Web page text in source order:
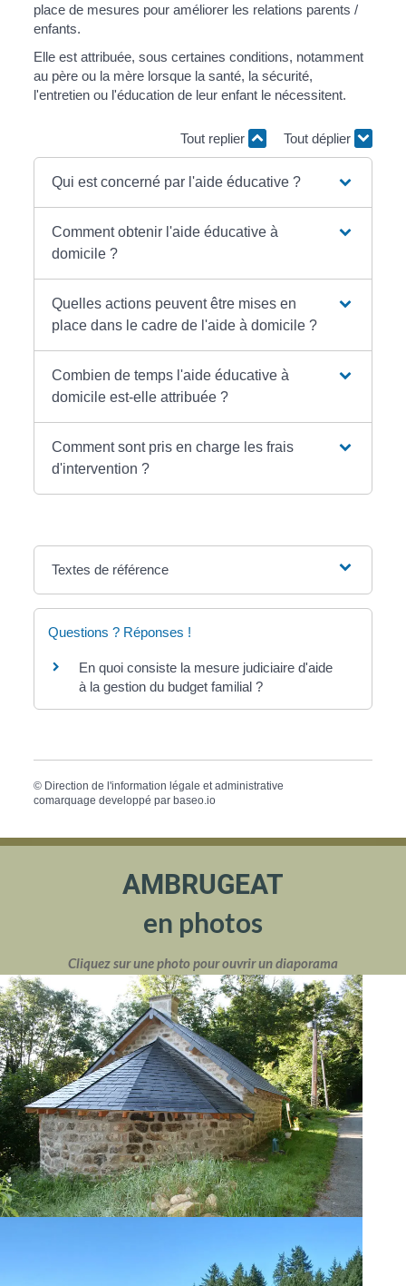
place de mesures pour améliorer les relations parents /
enfants.
Elle est attribuée, sous certaines conditions, notamment
au père ou la mère lorsque la santé, la sécurité,
l'entretien ou l'éducation de leur enfant le nécessitent.
Tout replier Tout déplier
Qui est concerné par l'aide éducative ?
Comment obtenir l'aide éducative à
domicile ?
Quelles actions peuvent être mises en
place dans le cadre de l'aide à domicile ?
Combien de temps l'aide éducative à
domicile est-elle attribuée ?
Comment sont pris en charge les frais
d'intervention ?
Textes de référence
Questions ? Réponses !
En quoi consiste la mesure judiciaire d'aide
à la gestion du budget familial ?
© Direction de l'information légale et administrative
comarquage developpé par baseo.io
AMBRUGEAT
en photos
Cliquez sur une photo pour ouvrir un diaporama